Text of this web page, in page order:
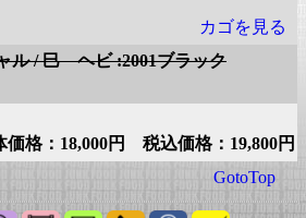
カゴを見る
ル / 巳 ヘビ :2001ブラック
価格：18,000円 税込価格：19,800円
GotoTop